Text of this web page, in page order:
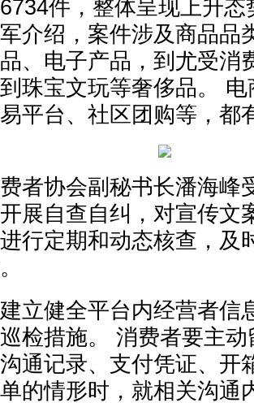
件，整体呈现上升态
介绍，案件涉及商品品
、电子产品，到尤受消
珠宝文玩等奢侈品。
平台、社区团购等，都
者协会副秘书长潘海峰
展自查自纠，对宣传文
行定期和动态核查，及
立健全平台内经营者信
检措施。 消费者要主
通记录、支付凭证、开
的情形时，就相关沟通